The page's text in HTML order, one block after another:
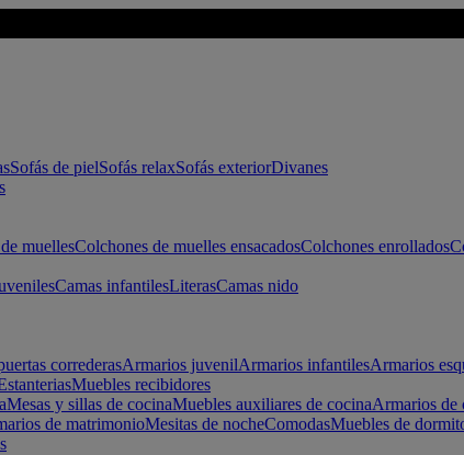
Sofás de pielSofás relaxSofás exteriorDivanes
muellesColchones de muelles ensacadosColchones enrollados
Camas infantilesLiterasCamas nido
correderasArmarios juvenilArmarios infantilesArmarios
Muebles recibidores
Mesas y sillas de cocinaMuebles auxiliares de cocinaArmarios de
de matrimonioMesitas de nocheComodasMuebles de